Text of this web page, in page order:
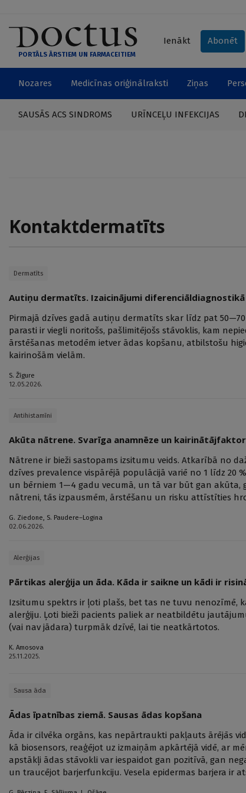
PORTĀLS ĀRSTIEM UN FARMACEITIEM
Ienākt Abonēt
Nozares Medicīnas oriģinālraksti Ziņas
SAUSĀS ACS SINDROMS URĪNCEĻU INFEKCIJAS
Kontaktdermatīts
Dermatīts
Autiņu dermatīts. Izaicinājumi diferenciāldiagnostikā
Pirmajā dzīves gadā autiņu dermatīts skar līdz pat
parasti ir viegli noritošs, pašlimitējošs stāvoklis, kam
ārstēšanas metodēm ietver ādas kopšanu, atbilstošu
kairinošām vielām.
S. Žīgure
12.05.2026.
Antihistamīni
Akūta nātrene. Svarīga anamnēze un
Nātrene ir bieži sastopams izsitumu veids. Atkarībā no
dzīves prevalence vispārējā populācijā variē no 1 līdz 20
un bērniem 1—4 gadu vecumā, un tā var būt gan
nātreni, tās izpausmēm, ārstēšanu un risku attīstīties
G. Ziedone, S. Paudere–Logina
02.06.2026.
Alerģijas
Pārtikas alerģija un āda. Kāda ir saikne un kādi ir
Izsitumu spektrs ir ļoti plašs, bet tas ne tuvu nenozīmē,
alerģiju. Ļoti bieži pacients paliek ar neatbildētu
(vai nav jādara) turpmāk dzīvē, lai tie neatkārtotos.
K. Amosova
25.11.2025.
Sausa āda
Ādas īpatnības ziemā. Sausas ādas kopšana
Āda ir cilvēka orgāns, kas nepārtraukti pakļauts ārējās
kā biosensors, reaģējot uz izmaiņām apkārtējā vidē, ar
apstākļi ādas stāvokli var iespaidot gan pozitīvā, gan
un traucējot barjerfunkciju. Vesela epidermas barjera ir